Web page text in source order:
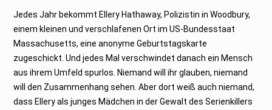
Jedes Jahr bekommt Ellery Hathaway, Polizistin in Woodbury,
einem kleinen und verschlafenen Ort im US-Bundesstaat
Massachusetts, eine anonyme Geburtstagskarte
zugeschickt. Und jedes Mal verschwindet danach ein Mensch
aus ihrem Umfeld spurlos. Niemand will ihr glauben, niemand
will den Zusammenhang sehen. Aber dort weiß auch niemand,
dass Ellery als junges Mädchen in der Gewalt des Serienkillers